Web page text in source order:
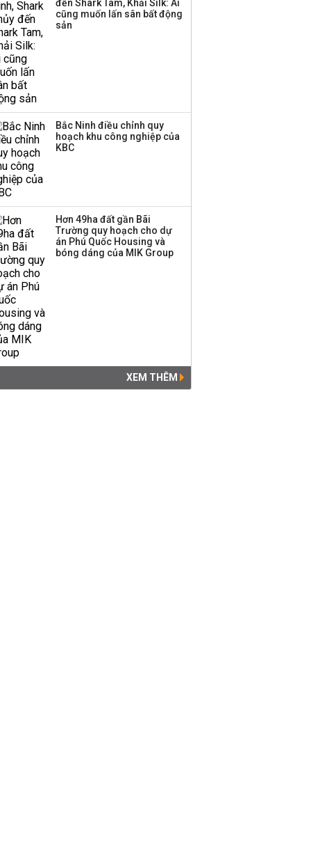
đến Shark Tam, Khải Silk: Ai
cũng muốn lấn sân bất động
sản
Bắc Ninh điều chỉnh quy
hoạch khu công nghiệp của
KBC
Hơn 49ha đất gần Bãi
Trường quy hoạch cho dự
án Phú Quốc Housing và
bóng dáng của MIK Group
XEM THÊM